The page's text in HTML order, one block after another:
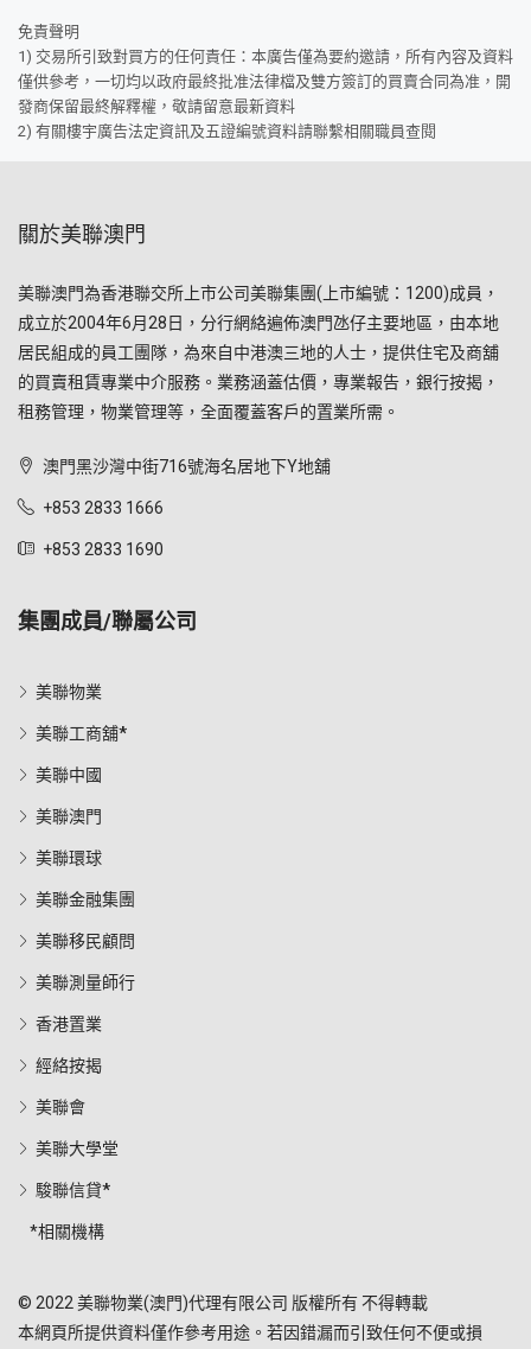
免責聲明
1) 交易所引致對買方的任何責任：本廣告僅為要約邀請，所有內容及資料
僅供參考，一切均以政府最終批准法律檔及雙方簽訂的買賣合同為准，開
發商保留最終解釋權，敬請留意最新資料
2) 有關樓宇廣告法定資訊及五證編號資料請聯繫相關職員查閱
關於美聯澳門
美聯澳門為香港聯交所上市公司美聯集團(上市編號：1200)成員，
成立於2004年6月28日，分行網絡遍佈澳門氹仔主要地區，由本地
居民組成的員工團隊，為來自中港澳三地的人士，提供住宅及商舖
的買賣租賃專業中介服務。業務涵蓋估價，專業報告，銀行按揭，
租務管理，物業管理等，全面覆蓋客戶的置業所需。
澳門黑沙灣中街716號海名居地下Y地舖
+853 2833 1666
+853 2833 1690
集團成員/聯屬公司
美聯物業
美聯工商舖*
美聯中國
美聯澳門
美聯環球
美聯金融集團
美聯移民顧問
美聯測量師行
香港置業
經絡按揭
美聯會
美聯大學堂
駿聯信貸*
*相關機構
© 2022 美聯物業(澳門)代理有限公司 版權所有 不得轉載
本網頁所提供資料僅作參考用途。若因錯漏而引致任何不便或損